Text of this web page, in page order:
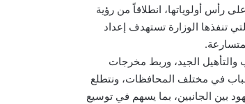
رأس أولوياتها، انطلاقاً من رؤية
تنفذها الوزارة تستهدف إعداد
والتأهيل الجيد، وربط مخرجات
في مختلف المحافظات، ونتطلع
بين الجانبين، بما يسهم في توسيع